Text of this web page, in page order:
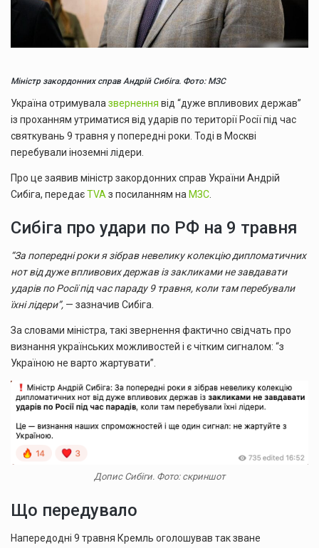
Міністр закордонних справ Андрій Сибіга. Фото: МЗС
Україна отримувала звернення від “дуже впливових держав”
із проханням утриматися від ударів по території Росії під час
святкувань 9 травня у попередні роки. Тоді в Москві
перебували іноземні лідери.
Про це заявив міністр закордонних справ України Андрій
Сибіга, передаєTVA з посиланням на МЗС
Сибіга про удари по РФ на 9 травня
“За попередні роки я зібрав невелику колекцію дипломатичних
нот від дуже впливових держав із закликами не завдавати
ударів по Росії під час параду 9 травня, коли там перебували
їхні лідери”, — зазначив Сибіга.
За словами міністра, такі звернення фактично свідчать про
визнання українських можливостей і є чітким сигналом: “з
Україною не варто жартувати”.
Допис Сибіги. Фото: скриншот
Що передувало
Напередодні 9 травня Кремль оголошував так зване